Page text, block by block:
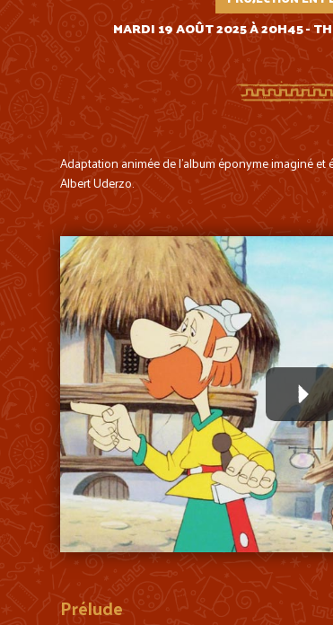
MARDI 19 AOÛT 2025 À 20H45 -
Adaptation animée de l’album éponyme imaginé
Albert Uderzo.
Prélude